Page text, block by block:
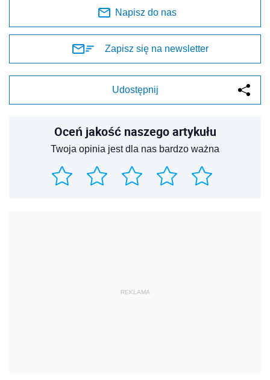
Napisz do nas
Zapisz się na newsletter
Udostępnij
Oceń jakość naszego artykułu
Twoja opinia jest dla nas bardzo ważna
REKLAMA